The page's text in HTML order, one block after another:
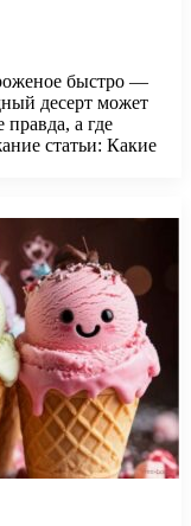
быстро —
десерт может
правда, а где
статьи: Какие